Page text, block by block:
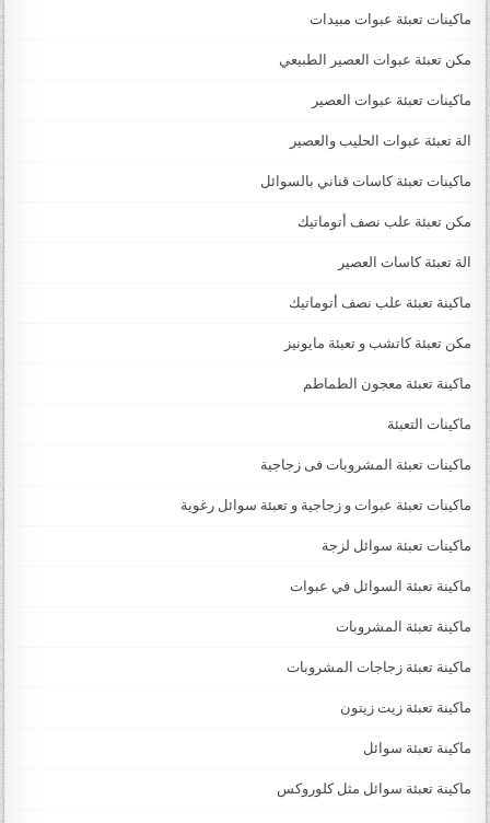
ماكينات تعبئة عبوات مبيدات
مكن تعبئة عبوات العصير الطبيعي
ماكينات تعبئة عبوات العصير
الة تعبئة عبوات الحليب والعصير
ماكينات تعبئة كاسات قناني بالسوائل
مكن تعبئة علب نصف أتوماتيك
الة تعبئة كاسات العصير
ماكينة تعبئة علب نصف أتوماتيك
مكن تعبئة كاتشب و تعبئة مايونيز
ماكينة تعبئة معجون الطماطم
ماكينات التعبئة
ماكينات تعبئة المشروبات فى زجاجية
ماكينات تعبئة عبوات و زجاجية و تعبئة سوائل رغوية
ماكينات تعبئة سوائل لزجة
‏‏‏ماكينة تعبئة السوائل في عبوات
ماكينة تعبئة المشروبات
ماكينة تعبئة زجاجات المشروبات
ماكينة تعبئة زيت زيتون
ماكينة تعبئة سوائل
ماكينة تعبئة سوائل مثل كلوروكس